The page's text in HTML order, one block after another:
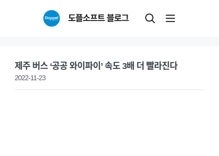
도플소프트 블로그
제주 버스 ‘공공 와이파이’ 속도 3배 더 빨라진다
2022-11-23